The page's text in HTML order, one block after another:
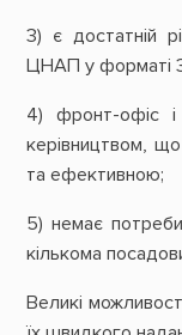
3) є достатній
ЦНАП у форматі
4) фронт-офіс
керівництвом,
та ефективною;
5) немає
кількома
Великі